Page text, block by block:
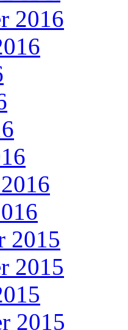
2016
2015
2015
2015